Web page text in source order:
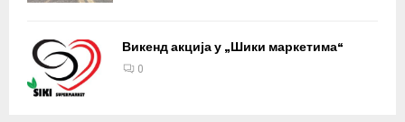
Викенд акција у „Шики маркетима“
0